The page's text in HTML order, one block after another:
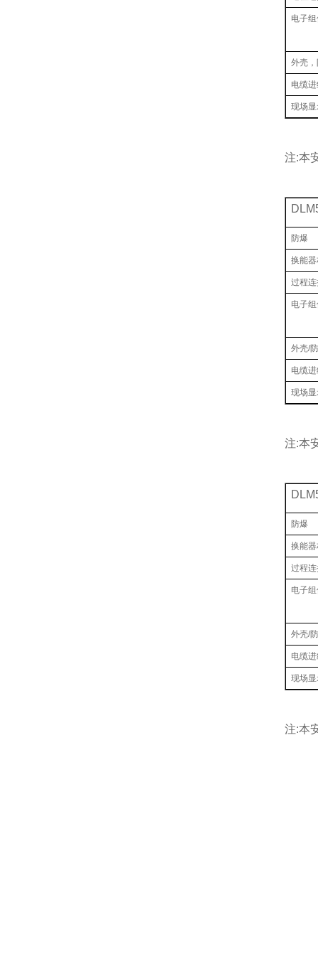
电子
外壳
电缆
现场
注:本
防爆
换能
过程
电子
外壳/
电缆
现场
注:本
防爆
换能
过程
电子
外壳/
电缆
现场
注:本